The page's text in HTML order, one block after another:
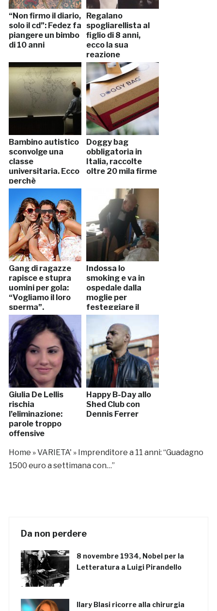
“Non firmo il diario,
solo il cd”: Fedez fa
piangere un bimbo
di 10 anni
Regalano
spogliarellista al
figlio di 8 anni,
ecco la sua
reazione
Bambino autistico
sconvolge una
classe
universitaria. Ecco
perchè
Doggy bag
obbligatoria in
Italia, raccolte
oltre 20 mila firme
Gang di ragazze
rapisce e stupra
uomini per gola:
“Vogliamo il loro
sperma”.
Arrestate
Indossa lo
smoking e va in
ospedale dalla
moglie per
festeggiare il
57esimo
anniversario
Giulia De Lellis
rischia
l’eliminazione:
parole troppo
offensive
Happy B-Day allo
Shed Club con
Dennis Ferrer
Home »VARIETA' » Imprenditore a 11 anni: “Guadagno
1500 euro a settimana con…”
Da non perdere
8 novembre 1934, Nobel per la
Letteratura a Luigi Pirandello
Ilary Blasi ricorre alla chirurgia